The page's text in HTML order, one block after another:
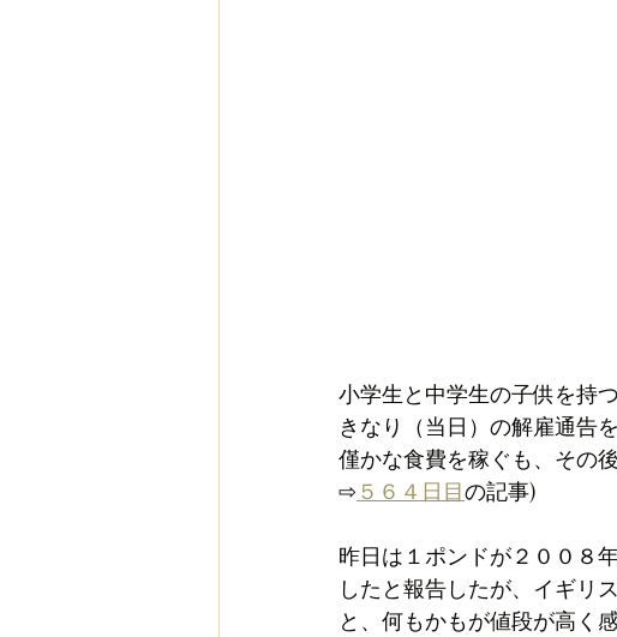
小学生と中学生の子供を持
きなり（当日）の解雇通告
僅かな食費を稼ぐも、その
⇨ ５６４日目の記事)
昨日は１ポンドが２００８
したと報告したが、イギリ
と、何もかもが値段が高く